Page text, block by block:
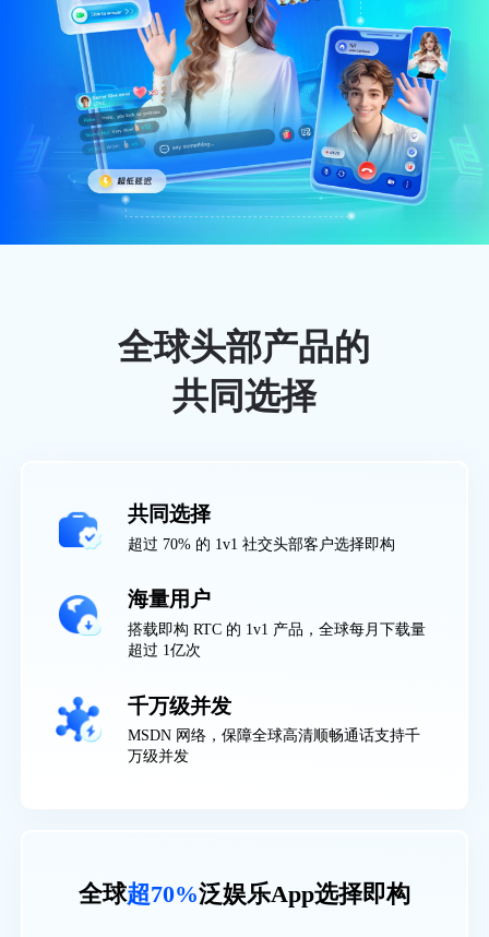
全球头部产品的
共同选择
共同选择
超过 70% 的 1v1 社交头部客户选择即构
海量用户
搭载即构 RTC 的 1v1 产品，全球每月下载量
超过 1亿次
千万级并发
MSDN 网络，保障全球高清顺畅通话支持千
万级并发
全球超70%泛娱乐App选择即构